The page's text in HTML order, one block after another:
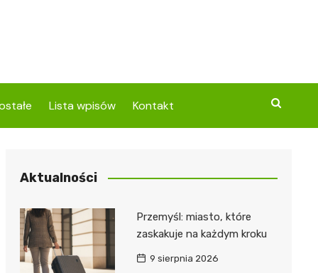
Lista wpisów Kontakt
Aktualności
Przemyśl: miasto, które
zaskakuje na każdym kroku
9 sierpnia 2026